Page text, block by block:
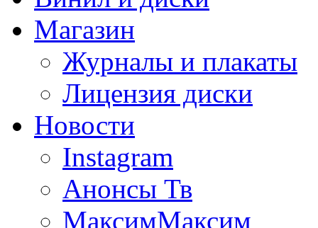
Магазин
Журналы и плакаты
Лицензия диски
Новости
Instagram
Анонсы Тв
МаксимМаксим